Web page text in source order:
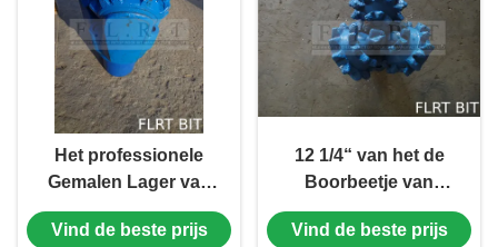
Het professionele
Gemalen Lager van
de het Beetje
Verzegelde Rol van
Vind de beste prijs
12 1/4“ van het de
Boorbeetje van
FSG125G Tricone
Verzegeld Rollager
Vind de beste prijs